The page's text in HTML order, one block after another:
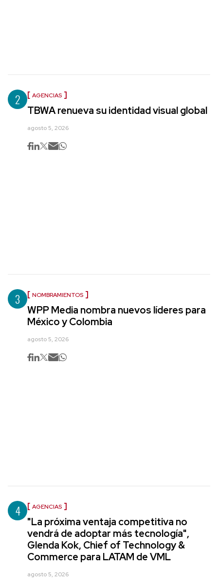
2 AGENCIAS
TBWA renueva su identidad visual global
agosto 5, 2026
3 NOMBRAMIENTOS
WPP Media nombra nuevos líderes para
México y Colombia
agosto 5, 2026
4 AGENCIAS
"La próxima ventaja competitiva no
vendrá de adoptar más tecnología",
Glenda Kok, Chief of Technology &
Commerce para LATAM de VML
agosto 5, 2026